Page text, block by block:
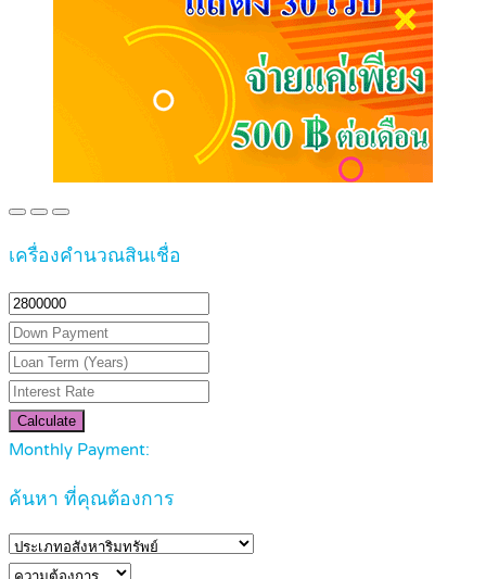
เครื่องคำนวณสินเชื่อ
Calculate
Monthly Payment:
ค้นหา ที่คุณต้องการ